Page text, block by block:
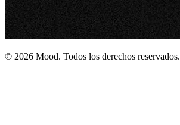
© 2026 Mood. Todos los derechos reservados.